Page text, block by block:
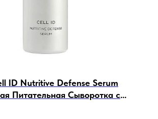
ID Nutritive Defense Serum
Питательная Сыворотка с